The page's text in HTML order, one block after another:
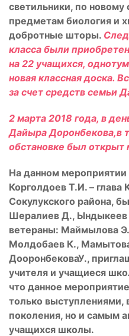
светильники, по
предметам биология и
добротные шторы.
класса были
на 22 учащихся,
новая классная доска.
за счет средств семьи
2 марта 2018 года, в
Дайыра Доронбекова,в
обстановке был открыт
На данном мероприятии
Корголдоев Т.И. – глава
Сокулукского района,
Шералиев Д., Ындыкеев
ветераны: Маймылова
Молдобаев К.,
ДооронбековаУ.,
учителя и учащиеся
что данное
только выступлениями,
поколения, но и самым
учащихся школы.